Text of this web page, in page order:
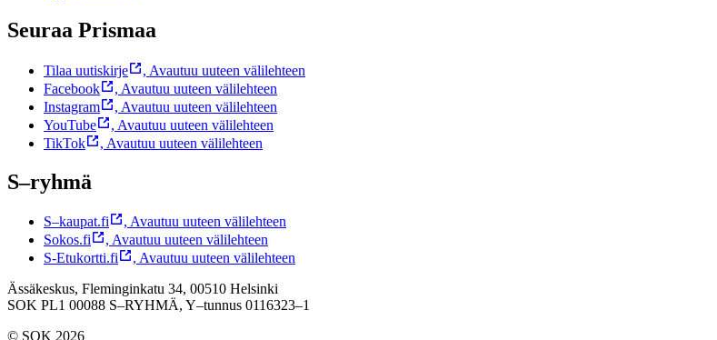
Seuraa Prismaa
Tilaa uutiskirje , Avautuu uuteen välilehteen
Facebook
, Avautuu uuteen välilehteen
Instagram
, Avautuu uuteen välilehteen
YouTube
, Avautuu uuteen välilehteen
TikTok
, Avautuu uuteen välilehteen
S–ryhmä
S–kaupat.fi , Avautuu uuteen välilehteen
Sokos.fi
, Avautuu uuteen välilehteen
S-Etukortti.fi
, Avautuu uuteen välilehteen
Ässäkeskus, Fleminginkatu 34, 00510 Helsinki
SOK PL1 00088 S–RYHMÄ, Y–tunnus 0116323–1
© SOK 2026